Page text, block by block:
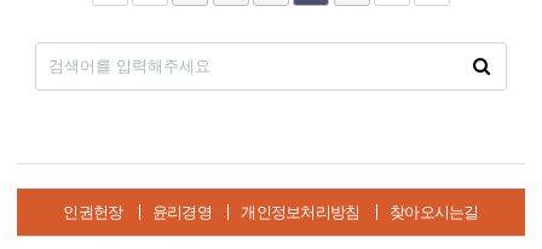
인권헌장 윤리경영 개인정보처리방침 찾아오시는길